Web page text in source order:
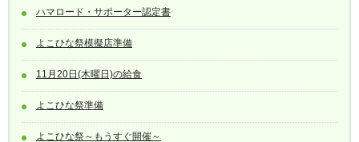
ハマロード・サポーター認定書
よこひな祭模擬店準備
11月20日(木曜日)の給食
よこひな祭準備
よこひな祭～もうすぐ開催～